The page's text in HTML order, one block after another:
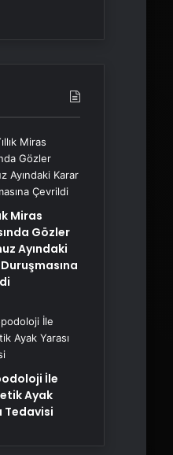
Miras
Gözler
Ayındaki
İle
Ayak
Tedavisi